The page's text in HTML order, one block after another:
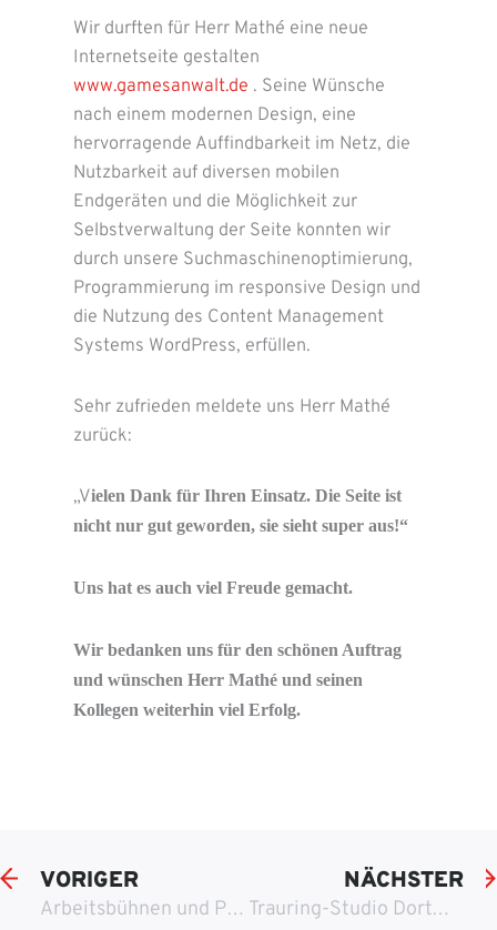
Wir durften für Herr Mathé eine neue
Internetseite gestalten
www.gamesanwalt.de . Seine Wünsche
nach einem modernen Design, eine
hervorragende Auffindbarkeit im Netz, die
Nutzbarkeit auf diversen mobilen
Endgeräten und die Möglichkeit zur
Selbstverwaltung der Seite konnten wir
durch unsere Suchmaschinenoptimierung,
Programmierung im responsive Design und
die Nutzung des Content Management
Systems WordPress, erfüllen.
Sehr zufrieden meldete uns Herr Mathé
zurück:
„Vielen Dank für Ihren Einsatz. Die Seite ist
nicht nur gut geworden, sie sieht super aus!“
Uns hat es auch viel Freude gemacht.
Wir bedanken uns für den schönen Auftrag
und wünschen Herr Mathé und seinen
Kollegen weiterhin viel Erfolg.
VORIGER
Arbeitsbühnen und PKW-Anhänger in Essen
NÄCHSTER
Trauring-Studio Dortmund by Bärenfänger – Für Freundschaft, Liebe, Hochzeit